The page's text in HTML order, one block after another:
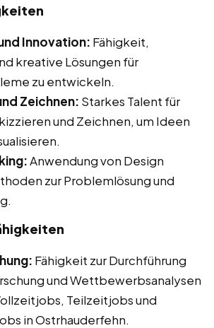
Innovation: Fähigkeit,
kreative Lösungen für
zu entwickeln.
Zeichnen: Starkes Talent für
und Zeichnen, um Ideen
Anwendung von Design
zur Problemlösung und
Fähigkeit zur Durchführung
und Wettbewerbsanalysen
Teilzeitjobs und
in Ostrhauderfehn.